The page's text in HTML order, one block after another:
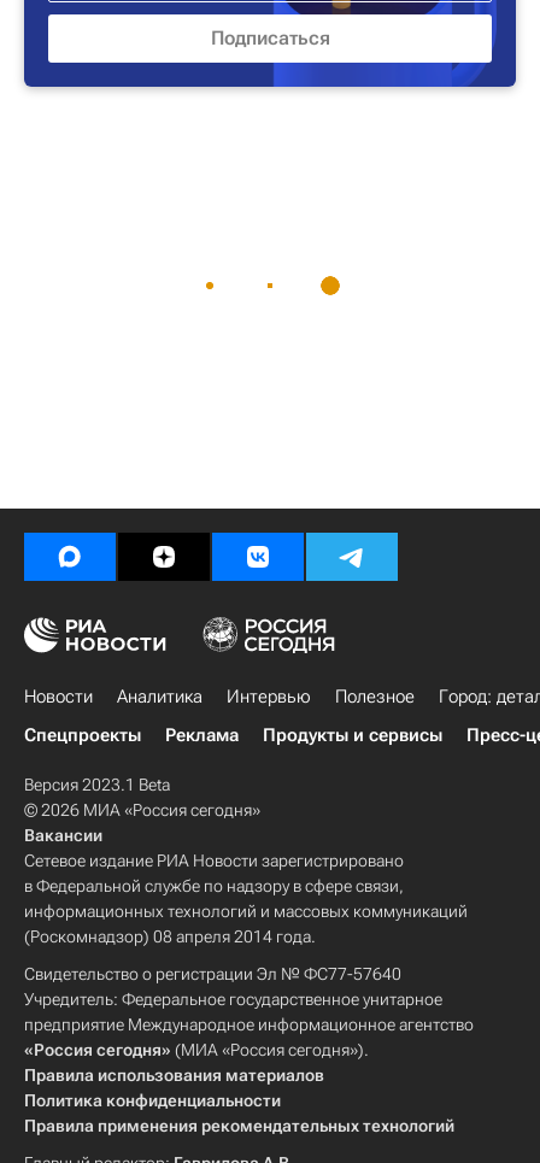
Новости Аналитика Интервью Полезное
Город:
Спецпроекты
Реклама Продукты и сервисы Пресс-
Версия 2023.1 Beta
© 2026 МИА «Россия сегодня»
Вакансии
Сетевое издание РИА Новости зарегистрировано
в Федеральной службе по надзору в сфере связи,
информационных технологий и массовых коммуникаций
(Роскомнадзор) 08 апреля 2014 года.
Свидетельство о регистрации Эл № ФС77-57640
Учредитель: Федеральное государственное унитарное
предприятие Международное информационное агентство
«Россия сегодня» (МИА «Россия сегодня»).
Правила использования материалов
Политика конфиденциальности
Правила применения рекомендательных технологий